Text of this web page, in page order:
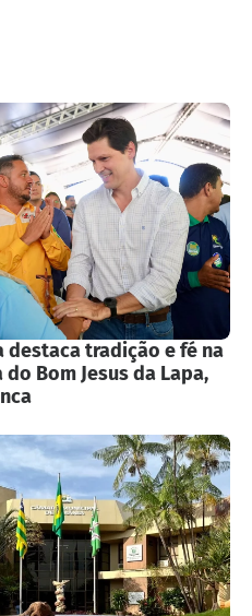
destaca tradição e fé na
do Bom Jesus da Lapa,